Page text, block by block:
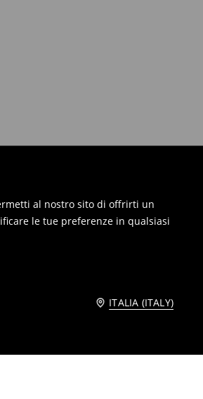
al nostro sito di offrirti un
le tue preferenze in qualsiasi
ITALIA (ITALY)